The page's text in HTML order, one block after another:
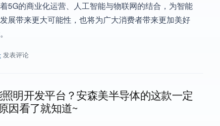
5G的商业化运营、人工智能与物联网的结合，为智能
展带来更大可能性，也将为广大消费者带来更加美好
在线直播 | ams距感、光感、温感在智能家居中的应用/智能照明在家居
发表评论
明开发平台？安森美半导体的这款一定
因看了就知道~